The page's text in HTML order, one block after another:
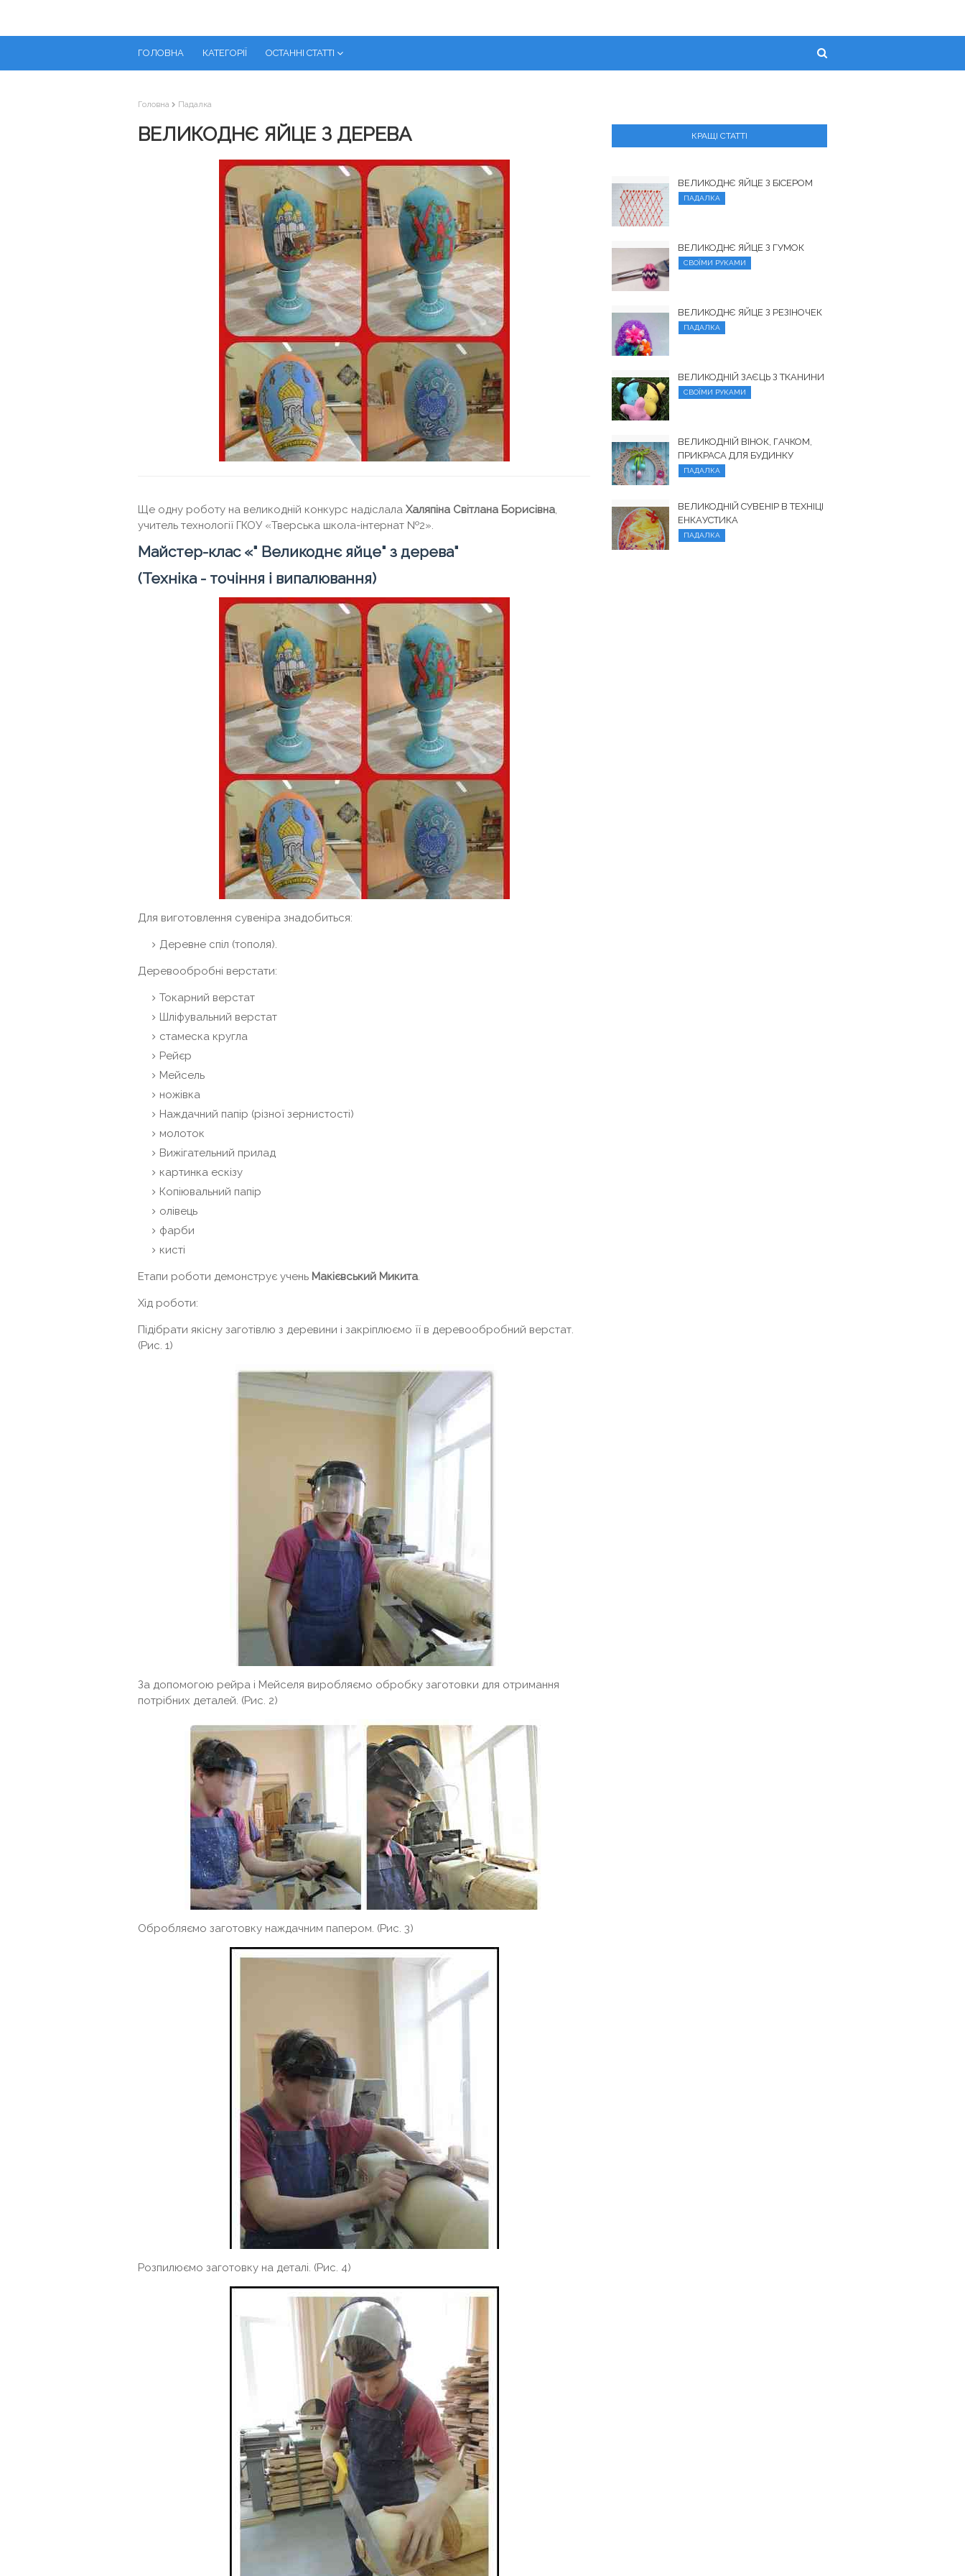
ГОЛОВНА КАТЕГОРІЇ ОСТАННІ СТАТТІ
Головна Падалка
ВЕЛИКОДНЄ ЯЙЦЕ З ДЕРЕВА
Ще одну роботу на великодній конкурс надіслала Халяпіна Світлана Борисівна,
учитель технології ГКОУ «Тверська школа-інтернат №2».
Майстер-клас «" Великоднєяйце" з дерева"
(Техніка - точіння і випалювання)
Для виготовлення сувеніра знадобиться:
Деревне спіл (тополя).
Деревообробні верстати:
Токарний верстат
Шліфувальний верстат
стамеска кругла
Рейєр
Мейсель
ножівка
Наждачний папір (різної зернистості)
молоток
Вижігательний прилад
картинка ескізу
Копіювальний папір
олівець
фарби
кисті
Етапи роботи демонструє учень Макієвський Микита.
Хід роботи:
Підібрати якісну заготівлю з деревини і закріплюємо її в деревообробний верстат.
(Рис. 1)
За допомогою рейра і Мейселя виробляємо обробку заготовки для отримання
потрібних деталей. (Рис. 2)
Обробляємо заготовку наждачним папером. (Рис. 3)
Розпилюємо заготовку на деталі. (Рис. 4)
КРАЩІ СТАТТІ
ВЕЛИКОДНЄ ЯЙЦЕ З БІСЕРОМ
ПАДАЛКА
ВЕЛИКОДНЄ ЯЙЦЕ З ГУМОК
СВОЇМИ РУКАМИ
ВЕЛИКОДНЄ ЯЙЦЕ З РЕЗІНОЧЕК
ПАДАЛКА
ВЕЛИКОДНІЙ ЗАЄЦЬ З ТКАНИНИ
СВОЇМИ РУКАМИ
ВЕЛИКОДНІЙ ВІНОК, ГАЧКОМ,
ПРИКРАСА ДЛЯ БУДИНКУ
ПАДАЛКА
ВЕЛИКОДНІЙ СУВЕНІР В ТЕХНІЦІ
ЕНКАУСТИКА
ПАДАЛКА